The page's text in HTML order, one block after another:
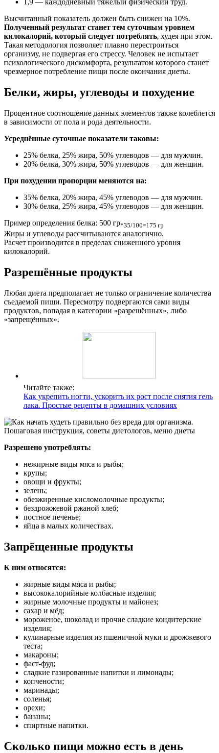
1,9 — каждодневный тяжелый физический труд.
Высчитанный показатель должен быть снижен на 10%.
Полученный результат станет тем суточным уровнем
килокалорий, который следует потреблять, худея при этом.
Такая методология позволяет плавно перестроиться
организму, не подвергая его стрессу. Человек не испытает
психологического дискомфорта, результатом которого станет
чрезмерное потребление пищи после окончания диеты.
Белки, жиры, углеводы и похудение
Процентное соотношение данных элементов также колеблется
в зависимости от пола и рода деятельности.
Усреднённые суточные показатели таковы:
25% белка, 25% жира, 50% углеводов — для мужчин.
20% белка, 30% жира, 50% углеводов — для женщин.
При похудении пропорции меняются на:
35% белка, 20% жира, 45% углеводов — для мужчин.
30% белка, 25% жира, 45% углеводов — для женщин.
Пример определения белка: 500 гр*35/100=175 гр
Жиры и углеводы рассчитываются аналогично.
Расчет производится в пределах сниженного уровня
килокалорий.
Разрешённые продукты
Любая диета предполагает не только ограничение количества
съедаемой пищи. Пересмотру подвергаются сами виды
продуктов, попадая в категории «разрешённых», либо
«запрещённых».
Читайте также:
Как укрепить ногти, ускорить их рост после снятия гель
лака. Простые рецепты в домашних условиях
Разрешено употреблять:
нежирные виды мяса и рыбы;
крупы;
овощи и фрукты;
зелень;
обезжиренные кисломолочные продукты;
бездрожжевой ржаной хлеб;
постное печенье;
яйца в малых количествах.
Запрёщенные продукты
К ним относятся:
жирные виды мяса и рыбы;
высококалорийные колбасные изделия;
жирные молочные продукты и майонез;
сахар и мёд;
мороженое, шоколад и прочие сладкие кондитерские
изделия;
кулинарные изделия из пшеничной муки и дрожжевого
теста;
макароны;
фаст-фуд;
сладкие газированные напитки и лимонады;
копчености;
маринады;
соленья;
орехи;
бананы;
спиртные напитки.
Сколько пищи можно есть в день